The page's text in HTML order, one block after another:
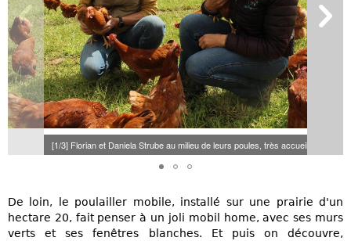
[1/3] Florian et Daniela Strube au milieu de leurs poules, très accueillantes. (©
De loin, le poulailler mobile, installé sur une prairie d'un
hectare 20, fait penser à un joli mobil home, avec ses murs
verts et ses fenêtres blanches. Et puis on découvre,